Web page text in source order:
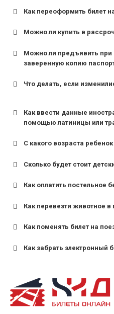
Как переоформить билет
Можно ли купить в
Можно ли предъявить при
заверенную копию
Что делать, если
Как ввести данные
помощью латиницы или
С какого возраста
для поездов дальнего
для пригородных
Сколько будет стоит
Как оплатить постельное
Как перевезти животное в
Как поменять билет на
Как забрать электронный
назвав кассиру 14-
предъявив